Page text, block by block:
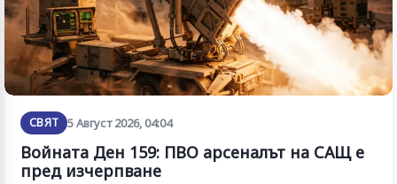
СВЯТ 5 Август 2026, 04:04
Войната Ден 159: ПВО арсеналът на САЩ е
пред изчерпване